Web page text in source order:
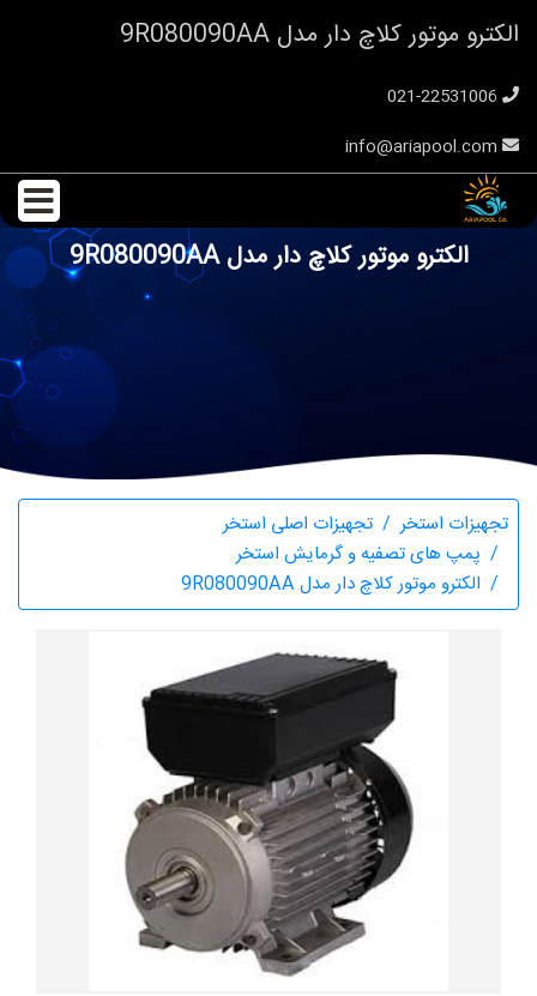
الکترو موتور کلاچ دار مدل 9R080090AA
الکترو موتور کلاچ دار مدل 9R080090AA
تجهیزات استخر
تجهیزات اصلی استخر
پمپ های تصفیه و گرمایش استخر
الکترو موتور کلاچ دار مدل 9R080090AA